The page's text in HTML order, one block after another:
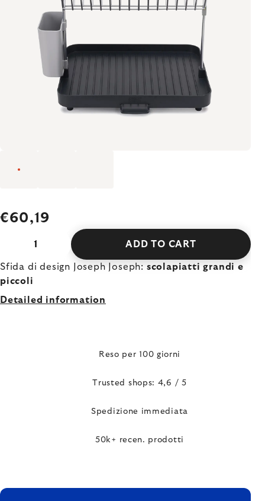
€60,19
ADD TO CART
Sfida di design Joseph Joseph: scolapiatti grandi e
piccoli
Detailed information
Reso per 100 giorni
Trusted shops: 4,6 / 5
Spedizione immediata
50k+ recen. prodotti
FOOTER